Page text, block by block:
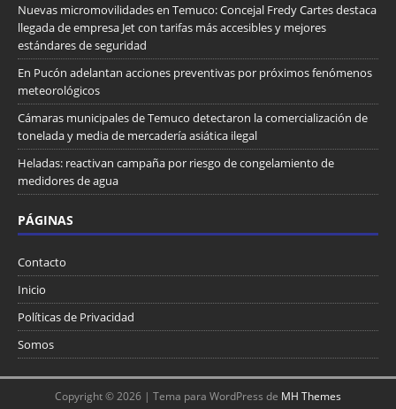
Nuevas micromovilidades en Temuco: Concejal Fredy Cartes destaca
llegada de empresa Jet con tarifas más accesibles y mejores
estándares de seguridad
En Pucón adelantan acciones preventivas por próximos fenómenos
meteorológicos
Cámaras municipales de Temuco detectaron la comercialización de
tonelada y media de mercadería asiática ilegal
Heladas: reactivan campaña por riesgo de congelamiento de
medidores de agua
PÁGINAS
Contacto
Inicio
Políticas de Privacidad
Somos
Copyright © 2026 | Tema para WordPress de MH Themes